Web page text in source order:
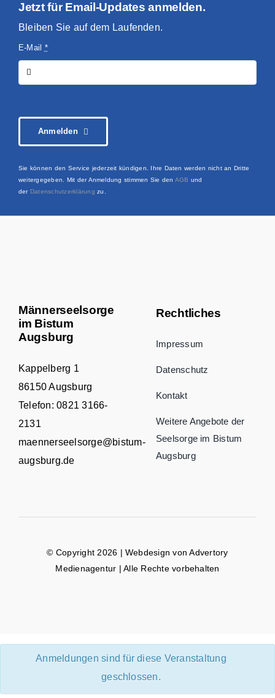
Jetzt für Email-Updates anmelden.
Bleiben Sie auf dem Laufenden.
E-Mail *
Anmelden
Sie können den Service jederzeit kündigen. Ihre Daten werden nicht an Dritte
weitergegeben. Mit der Anmeldung stimmen Sie den AGB und
der Datenschutzerklärung zu.
Männerseelsorge
im Bistum
Augsburg
Kappelberg 1
86150 Augsburg
Telefon:0821 3166-
2131
maennerseelsorge@bistum-
augsburg.de
Rechtliches
Impressum
Datenschutz
Kontakt
Weitere Angebote der
Seelsorge im Bistum
Augsburg
© Copyright 2026 | Webdesign vonAdvertory
Medienagentur | Alle Rechte vorbehalten
Anmeldungen sind für diese Veranstaltung
geschlossen.